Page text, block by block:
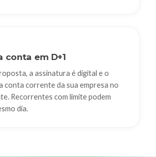
conta em D+1
a assinatura é digital e o
conta corrente da sua empresa no
Recorrentes com limite podem
dia.